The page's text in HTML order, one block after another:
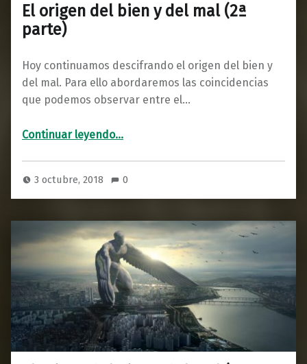
El origen del bien y del mal (2ª
parte)
Hoy continuamos descifrando el origen del bien y
del mal. Para ello abordaremos las coincidencias
que podemos observar entre el…
Continuar leyendo“El origen del bien y del mal (2ª parte)”
…
3 octubre, 2018 0